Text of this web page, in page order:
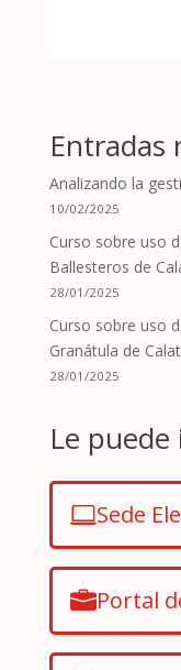
Entradas
Analizando la
10/02/2025
Curso sobre uso
Ballesteros de
28/01/2025
Curso sobre uso
Granátula de
28/01/2025
Le
Sede
Portal